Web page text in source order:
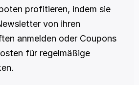
profitieren, indem sie
von ihren
anmelden oder Coupons
für regelmäßige